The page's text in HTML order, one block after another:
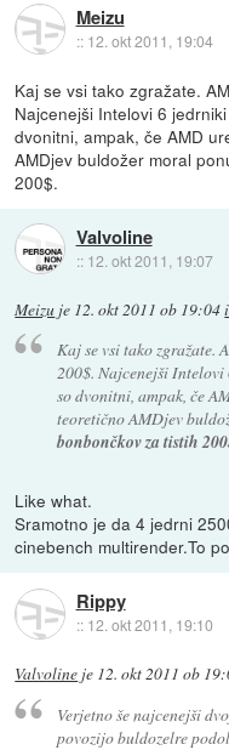
Meizu
:: 12. okt 2011, 19:04
Kaj se vsi tako zgražate.
Najcenejši Intelovi 6
dvonitni, ampak, če AMD
AMDjev buldožer moral
200$.
Valvoline
:: 12. okt 2011, 19:07
Meizu je 12. okt 2011 ob 19:04
Kaj se vsi tako zgražate.
200$. Najcenejši Intelovi
so dvonitni, ampak, če
teoretično AMDjev
bonbončkov za tistih
Like what.
Sramotno je da 4 jedrni
cinebench multirender.To
Rippy
:: 12. okt 2011, 19:10
Valvoline je 12. okt 2011 ob
Verjetno še najcenejši
povozijo buldozelre